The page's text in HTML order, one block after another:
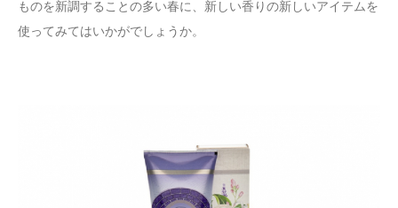
ものを新調することの多い春に、新しい香りの新しいアイテムを
使ってみてはいかがでしょうか。